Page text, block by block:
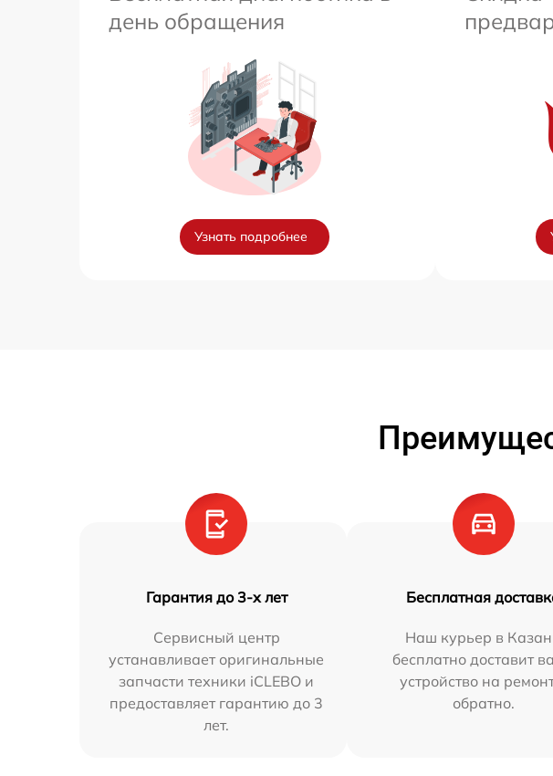
день обращения
Узнать подробнее
Гарантия до 3-х лет
Сервисный центр
устанавливает оригинальные
запчасти техники iCLEBO и
предоставляет гарантию до 3
лет.
Бесплатная
Наш курьер в
бесплатно доставит
устройство на
обратно.